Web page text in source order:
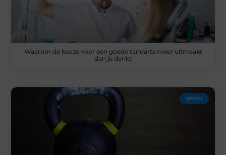
Waarom de keuze voor een goede tandarts meer uitmaakt
dan je denkt
SPORT